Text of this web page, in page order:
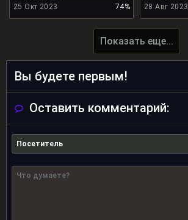
25 Окт 2023
74%
28 Авг 2023
Показать еще...
Вы будете первым!
Оставить комментарий: